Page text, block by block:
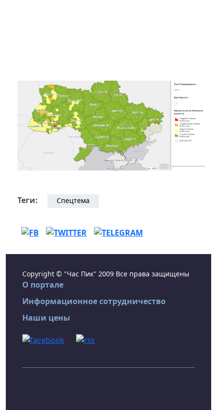
Теги: Спецтема
Copyright © "Час Пик" 2009 Все права защищены
О портале
Информационное сотрудничество
Наши цены